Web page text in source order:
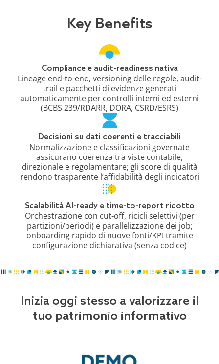
Key Benefits
Compliance e audit-readiness nativa
Lineage end-to-end, versioning delle regole, audit-
trail e pacchetti di evidenze generati
automaticamente per controlli interni ed esterni
(BCBS 239/RDARR, DORA, CSRD/ESRS)
Decisioni su dati coerenti e tracciabili
Normalizzazione e classificazioni governate
assicurano coerenza tra viste contabile,
direzionale e regolamentare; gli score di qualità
rendono trasparente l’affidabilità degli indicatori
Scalabilità AI-ready e time-to-report ridotto
Orchestrazione con cut-off, ricicli selettivi (per
partizioni/periodi) e parallelizzazione dei job;
onboarding rapido di nuove fonti/KPI tramite
configurazione dichiarativa (senza codice)
Inizia oggi stesso a valorizzare il
tuo patrimonio informativo